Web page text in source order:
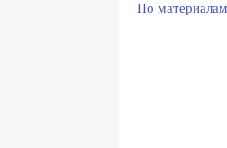
По